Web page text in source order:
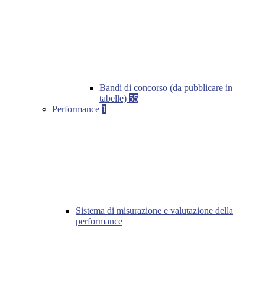
Bandi di concorso (da pubblicare in
tabelle) 55
Performance 1
Sistema di misurazione e valutazione della
performance